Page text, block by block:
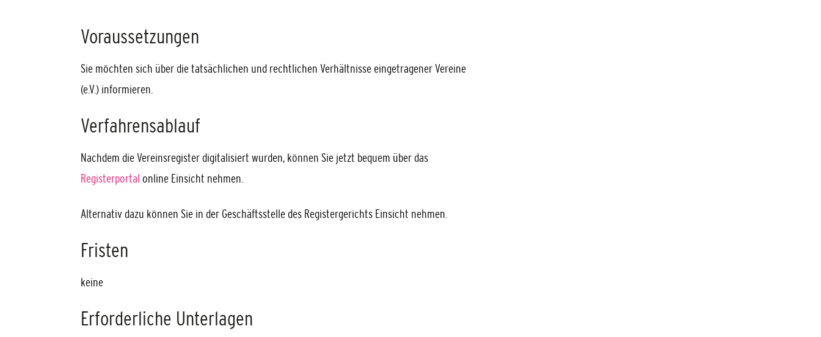
Voraussetzungen
Sie möchten sich über die tatsächlichen und rechtlichen Verhältnisse eingetragener Vereine
(e.V.) informieren.
Verfahrensablauf
Nachdem die Vereinsregister digitalisiert wurden, können Sie jetzt bequem über das
Registerportal online Einsicht nehmen.
Alternativ dazu können Sie in der Geschäftsstelle des Registergerichts Einsicht nehmen.
Fristen
keine
Erforderliche Unterlagen